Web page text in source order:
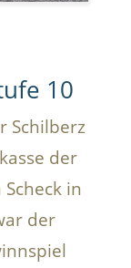
10
Schilberz
der
in
der